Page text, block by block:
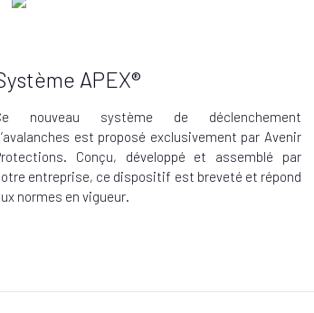
APEX®
nouveau système de déclenchement
est proposé exclusivement par Avenir
Conçu, développé et assemblé par
entreprise, ce dispositif est breveté et répond
normes en vigueur.